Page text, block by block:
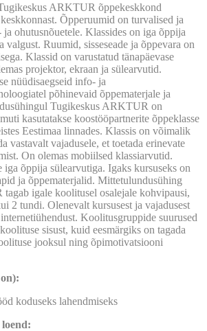
ARKTUR õppekeskkond
Õpperuumid on turvalised ja
ja ohutusnõuetele. Klassides on iga õppija
valgust. Ruumid, sisseseade ja õppevara on
Klassid on varustatud tänapäevase
projektor, ekraan ja sülearvutid.
nüüdisaegseid info- ja
põhinevaid õppematerjale ja
Tugikeskus ARKTUR on
kasutatakse koostööpartnerite õppeklasse
Eestimaa linnades. Klassis on võimalik
vastavalt vajadusele, et toetada erinevate
On olemas mobiilsed klassiarvutid.
iga õppija sülearvutiga. Igaks kursuseks on
ja õppematerjalid. Mittetulundusühing
igale koolitusel osalejale kohvipausi,
2 tundi. Olenevalt kursusest ja vajadusest
Koolitusgruppide suurused
sisust, kuid eesmärgiks on tagada
jooksul ning õpimotivatsiooni
koduseks lahendmiseks